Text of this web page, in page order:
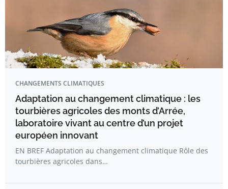
CHANGEMENTS CLIMATIQUES
Adaptation au changement climatique : les
tourbières agricoles des monts d’Arrée,
laboratoire vivant au centre d’un projet
européen innovant
EN BREF Adaptation au changement climatique Rôle des
tourbières agricoles dans…